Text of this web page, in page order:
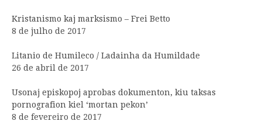
Kristanismo kaj marksismo – Frei Betto
8 de julho de 2017
Litanio de Humileco / Ladainha da Humildade
26 de abril de 2017
Usonaj episkopoj aprobas dokumenton, kiu taksas
pornografion kiel ‘mortan pekon’
8 de fevereiro de 2017